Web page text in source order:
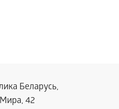
Беларусь,
42